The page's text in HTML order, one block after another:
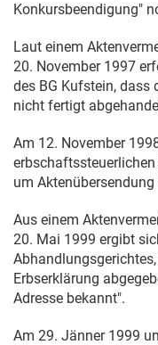
Konkursbeendigung"
Laut einem
20. November 1997
des BG Kufstein, dass
nicht fertigt
Am 12. November
um
Aus einem
20. Mai 1999 ergibt
Erbserklärung
Adresse bekannt".
Am 29. Jänner 1999